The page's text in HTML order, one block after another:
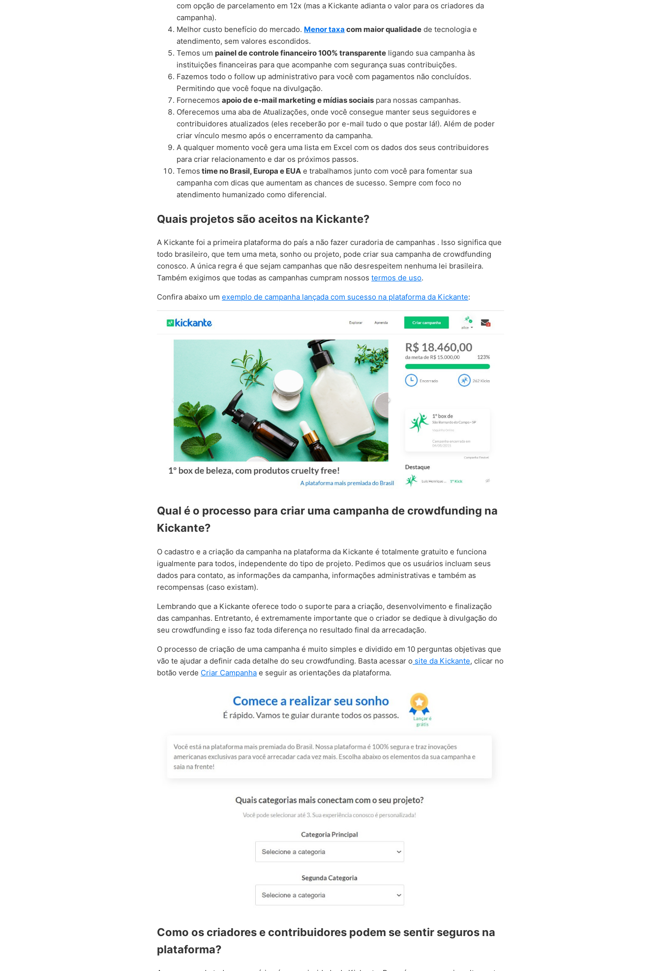
com opção de parcelamento em 12x (mas a Kickante adianta o valor para os criadores da
campanha).
Melhor custo benefício do mercado. Menor taxa com maior qualidade de tecnologia e
atendimento, sem valores escondidos.
Temos um painel de controle financeiro 100% transparente ligando sua campanha às
instituições financeiras para que acompanhe com segurança suas contribuições.
Fazemos todo o follow up administrativo para você com pagamentos não concluídos.
Permitindo que você foque na divulgação.
Fornecemosapoio de e-mail marketing e mídias sociais para nossas campanhas.
Oferecemos uma aba de Atualizações, onde você consegue manter seus seguidores e
contribuidores atualizados (eles receberão por e-mail tudo o que postar lá!). Além de poder
criar vínculo mesmo após o encerramento da campanha.
A qualquer momento você gera uma lista em Excel com os dados dos seus contribuidores
para criar relacionamento e dar os próximos passos.
Temos time no Brasil, Europa e EUA e trabalhamos junto com você para fomentar sua
campanha com dicas que aumentam as chances de sucesso. Sempre com foco no
atendimento humanizado como diferencial.
Quais projetos são aceitos na Kickante?
A Kickante foi a primeira plataforma do país a não fazer curadoria de campanhas . Isso significa que
todo brasileiro, que tem uma meta, sonho ou projeto, pode criar sua campanha de crowdfunding
conosco. A única regra é que sejam campanhas que não desrespeitem nenhuma lei brasileira.
Também exigimos que todas as campanhas cumpram nossostermos de uso.
Confira abaixo umexemplo de campanha lançada com sucesso na plataforma da Kickante:
Qual é o processo para criar uma campanha de crowdfunding na
Kickante?
O cadastro e a criação da campanha na plataforma da Kickante é totalmente gratuito e funciona
igualmente para todos, independente do tipo de projeto. Pedimos que os usuários incluam seus
dados para contato, as informações da campanha, informações administrativas e também as
recompensas (caso existam).
Lembrando que a Kickante oferece todo o suporte para a criação, desenvolvimento e finalização
das campanhas. Entretanto, é extremamente importante que o criador se dedique à divulgação do
seu crowdfunding e isso faz toda diferença no resultado final da arrecadação.
O processo de criação de uma campanha é muito simples e dividido em 10 perguntas objetivas que
vão te ajudar a definir cada detalhe do seu crowdfunding. Basta acessar o site da Kickante, clicar no
botão verde Criar Campanha e seguir as orientações da plataforma.
Como os criadores e contribuidores podem se sentir seguros na
plataforma?